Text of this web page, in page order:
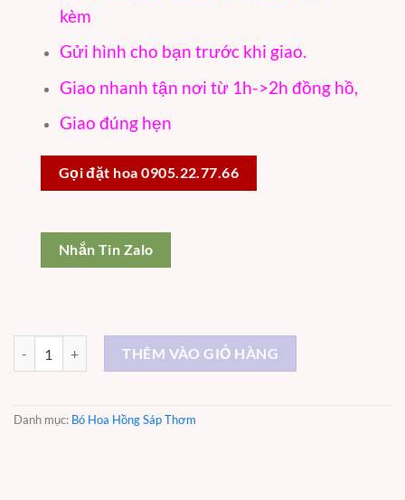
kèm
Gửi hình cho bạn trước khi giao.
Giao nhanh tận nơi từ 1h->2h đồng hồ,
Giao đúng hẹn
Gọi đặt hoa 0905.22.77.66
Nhắn Tin Zalo
Ngàn Yêu Thương – ST052 số lượng
THÊM VÀO GIỎ HÀNG
Danh mục: Bó Hoa Hồng Sáp Thơm